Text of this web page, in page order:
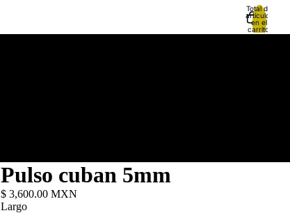
Total de
artículos
en el
carrito:
0
Pulso cuban 5mm
$ 3,600.00 MXN
Largo